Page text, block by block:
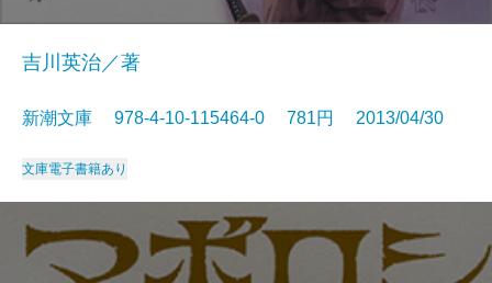
吉川英治／著
新潮文庫 978-4-10-115464-0 781円 2013/04/30
文庫電子書籍あり